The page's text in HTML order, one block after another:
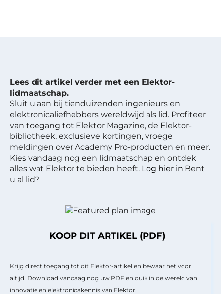
Lees dit artikel verder met een Elektor-
lidmaatschap.
Sluit u aan bij tienduizenden ingenieurs en
elektronicaliefhebbers wereldwijd als lid. Profiteer
van toegang tot Elektor Magazine, de Elektor-
bibliotheek, exclusieve kortingen, vroege
meldingen over Academy Pro-producten en meer.
Kies vandaag nog een lidmaatschap en ontdek
alles wat Elektor te bieden heeft. Log hier in Bent
u al lid?
KOOP DIT ARTIKEL (PDF)
Krijg direct toegang tot dit Elektor-artikel en bewaar het voor
altijd. Download vandaag nog uw PDF en duik in de wereld van
innovatie en elektronicakennis van Elektor.